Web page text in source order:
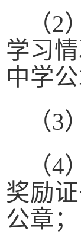
（2
学习
中学公
（3
（4
奖励
公章；